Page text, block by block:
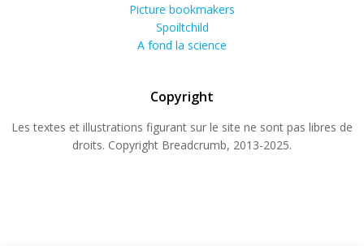
Picture bookmakers
Spoiltchild
A fond la science
Copyright
Les textes et illustrations figurant sur le site ne sont pas libres de
droits. Copyright Breadcrumb, 2013-2025.